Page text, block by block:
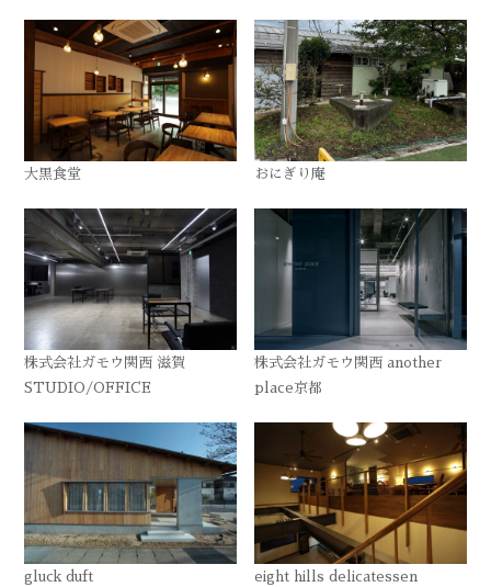
大黒食堂 おにぎり庵
株式会社ガモウ関西 滋賀
STUDIO/OFFICE
株式会社ガモウ関西 another
place京都
gluck duft eight hills delicatessen